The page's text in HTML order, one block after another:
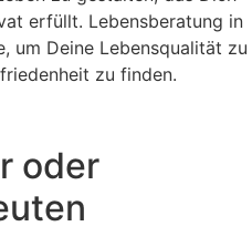
erfüllt. Lebensberatung in
um Deine Lebensqualität zu
zu finden.
oder